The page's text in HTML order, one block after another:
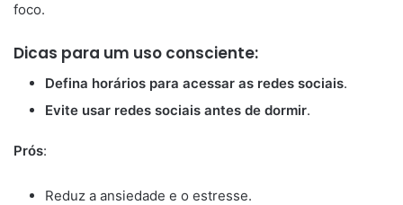
foco.
Dicas para um uso consciente:
Defina horários para acessar as redes sociais.
Evite usar redes sociais antes de dormir.
Prós:
Reduz a ansiedade e o estresse.